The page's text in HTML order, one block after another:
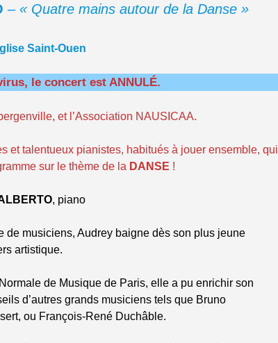
– « Quatre mains autour de la Danse »
Saint-Ouen
le concert est ANNULÉ.
et l’Association NAUSICAA.
et talentueux pianistes, habitués à jouer ensemble, qui
sur le thème de la DANSE !
, piano
de musiciens, Audrey baigne dès son plus jeune
artistique.
de Musique de Paris, elle a pu enrichir son
d’autres grands musiciens tels que Bruno
ou François-René Duchâble.